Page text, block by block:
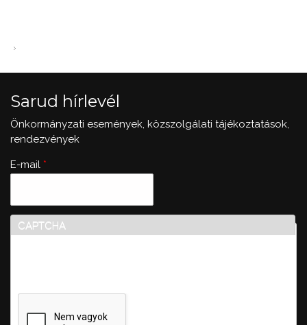
Sarud hírlevél
Önkormányzati események, közszolgálati tájékoztatások,
rendezvények
E-mail *
CAPTCHA